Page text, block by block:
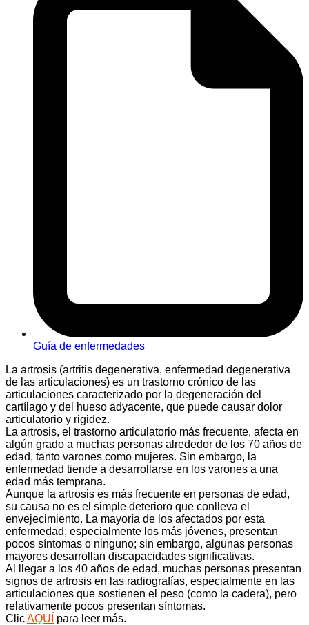
Guía de enfermedades
La artrosis (artritis degenerativa, enfermedad degenerativa
de las articulaciones) es un trastorno crónico de las
articulaciones caracterizado por la degeneración del
cartílago y del hueso adyacente, que puede causar dolor
articulatorio y rigidez.
La artrosis, el trastorno articulatorio más frecuente, afecta en
algún grado a muchas personas alrededor de los 70 años de
edad, tanto varones como mujeres. Sin embargo, la
enfermedad tiende a desarrollarse en los varones a una
edad más temprana.
Aunque la artrosis es más frecuente en personas de edad,
su causa no es el simple deterioro que conlleva el
envejecimiento. La mayoría de los afectados por esta
enfermedad, especialmente los más jóvenes, presentan
pocos síntomas o ninguno; sin embargo, algunas personas
mayores desarrollan discapacidades significativas.
Al llegar a los 40 años de edad, muchas personas presentan
signos de artrosis en las radiografías, especialmente en las
articulaciones que sostienen el peso (como la cadera), pero
relativamente pocos presentan síntomas.
ClicAQUÍ para leer más.